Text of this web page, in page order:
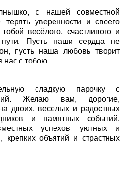
с нашей совместной
уверенности и своего
весёлого, счастливого и
пути. Пусть наши сердца не
пусть наша любовь творит
нас с тобою.
сладкую парочку с
Желаю вам, дорогие,
двоих, весёлых и радостных
и памятных событий,
успехов, уютных и
крепких объятий и страстных